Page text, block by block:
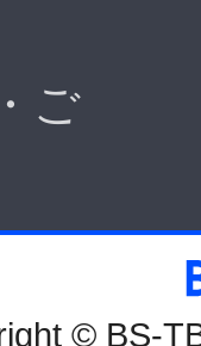
© BS-
ご